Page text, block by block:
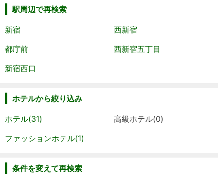
駅周辺で再検索
新宿
西新宿
都庁前
西新宿五丁目
新宿西口
ホテルから絞り込み
ホテル(31)
高級ホテル(0)
ファッションホテル(1)
条件を変えて再検索